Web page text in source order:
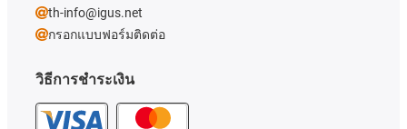
วิธีการชำระเงิน
th-info@igus.net
กรอกแบบฟอร์มติดต่อ